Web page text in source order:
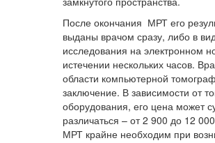
После окончания МРТ его
выданы врачом сразу, либо в
исследования на электронном
истечении нескольких часов.
области компьютерной
заключение. В зависимости от
оборудования, его цена может
различаться – от 2 900 до 12
МРТ крайне необходим при